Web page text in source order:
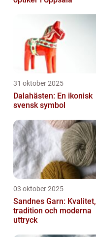
31 oktober 2025
Dalahästen: En ikonisk
svensk symbol
03 oktober 2025
Sandnes Garn: Kvalitet,
tradition och moderna
uttryck